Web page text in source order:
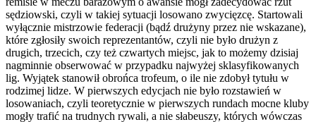
sędziowski, czyli w takiej sytuacji losowano zwycięzcę. Startowali
wyłącznie mistrzowie federacji (bądź drużyny przez nie wskazane),
które zgłosiły swoich reprezentantów, czyli nie było drużyn z
drugich, trzecich, czy też czwartych miejsc, jak to możemy dzisiaj
nagminnie obserwować w przypadku najwyżej sklasyfikowanych
lig. Wyjątek stanowił obrońca trofeum, o ile nie zdobył tytułu w
rodzimej lidze. W pierwszych edycjach nie było rozstawień w
losowaniach, czyli teoretycznie w pierwszych rundach mocne kluby
mogły trafić na trudnych rywali, a nie słabeuszy, których wówczas